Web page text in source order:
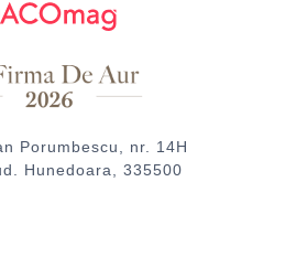
Porumbescu, nr. 14H
Hunedoara, 335500